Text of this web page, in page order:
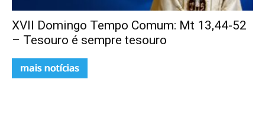
XVII Domingo Tempo Comum: Mt 13,44-52
– Tesouro é sempre tesouro